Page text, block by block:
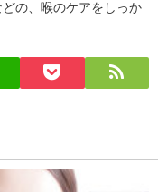
の、喉のケアをしっか